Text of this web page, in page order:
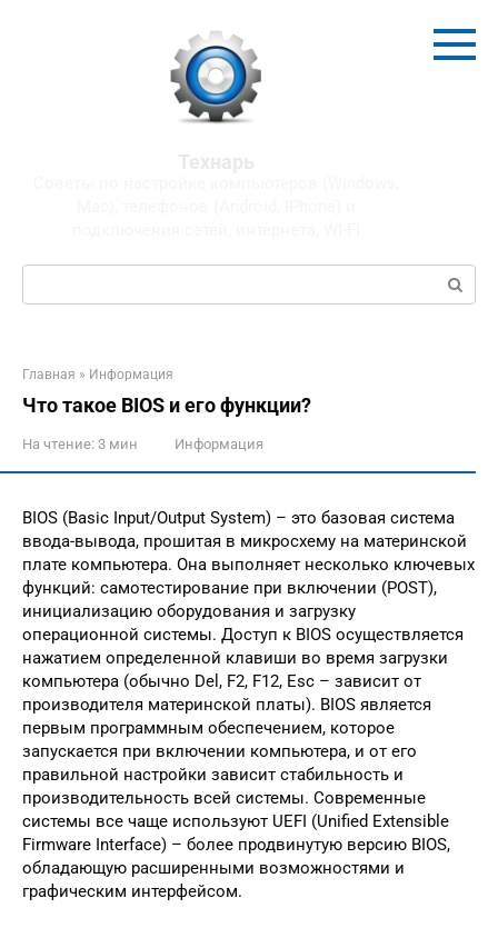
Поиск:
Главная » Информация
Что такое BIOS и его функции?
На чтение: 3 мин Информация
BIOS (Basic Input/Output System) – это базовая система
ввода-вывода, прошитая в микросхему на материнской
плате компьютера. Она выполняет несколько ключевых
функций: самотестирование при включении (POST),
инициализацию оборудования и загрузку
операционной системы. Доступ к BIOS осуществляется
нажатием определенной клавиши во время загрузки
компьютера (обычно Del, F2, F12, Esc – зависит от
производителя материнской платы). BIOS является
первым программным обеспечением, которое
запускается при включении компьютера, и от его
правильной настройки зависит стабильность и
производительность всей системы. Современные
системы все чаще используют UEFI (Unified Extensible
Firmware Interface) – более продвинутую версию BIOS,
обладающую расширенными возможностями и
графическим интерфейсом.